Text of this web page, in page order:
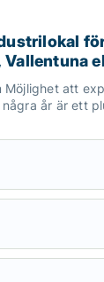
för
Vallentuna
år är ett plus